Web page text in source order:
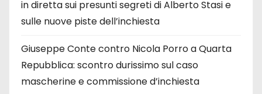
in diretta sui presunti segreti di Alberto Stasi e
sulle nuove piste dell’inchiesta
Giuseppe Conte contro Nicola Porro a Quarta
Repubblica: scontro durissimo sul caso
mascherine e commissione d’inchiesta